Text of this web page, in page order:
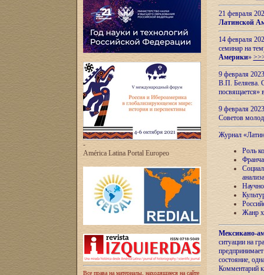
-
América Latina Portal Europeo
Все права на материалы, находящиеся на сайте
21 февраля
Латинской
14 февраля
семинар на
Америки»
9 февраля
В.П. Беляева.
посвящается»
9 февраля
Советов
Журнал
Роль
анализа
Жанр
Мексикано-
ситуации на
состояние,
Комментарий